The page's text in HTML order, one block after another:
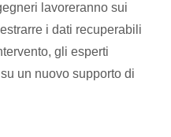
lavoreranno sui
i dati recuperabili
gli esperti
un nuovo supporto di